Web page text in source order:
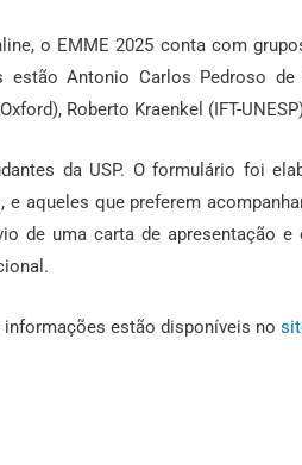
o EMME 2025 conta com
Antonio Carlos Pedroso de
Roberto Kraenkel (IFT-
da USP. O formulário foi
aqueles que preferem
de uma carta de apresentação
informações estão disponíveis no